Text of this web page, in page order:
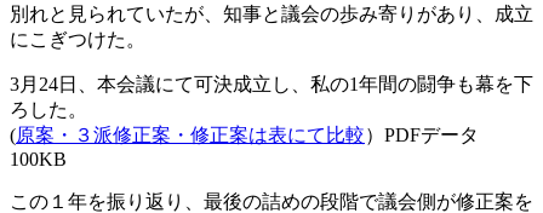
別れと見られていたが、知事と議会の歩み寄りがあり、成立
にこぎつけた。
3月24日、本会議にて可決成立し、私の1年間の闘争も幕を下
ろした。
(原案・３派修正案・修正案は表にて比較）PDFデータ
100KB
この１年を振り返り、最後の詰めの段階で議会側が修正案を